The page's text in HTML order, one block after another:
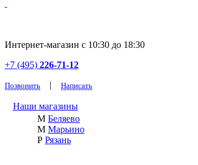
Интернет-магазин с 10:30 до 18:30
+7 (495) 226-71-12
Позвонить | Написать
Наши магазины
М Беляево
М Марьино
Р Рязань